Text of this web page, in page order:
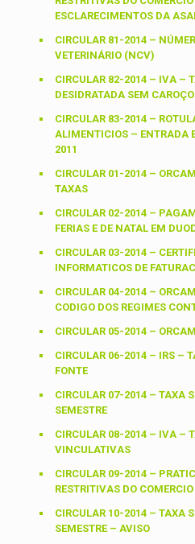
ESCLARECIMENTOS DA
CIRCULAR 81-2014 –
VETERINÁRIO (NCV)
CIRCULAR 82-2014 – IVA –
DESIDRATADA SEM CAROÇO
CIRCULAR 83-2014 –
ALIMENTICIOS – ENTRADA
2011
CIRCULAR 01-2014 –
TAXAS
CIRCULAR 02-2014 –
FERIAS E DE NATAL EM
CIRCULAR 03-2014 –
INFORMATICOS DE
CIRCULAR 04-2014 –
CODIGO DOS REGIMES
CIRCULAR 05-2014 –
CIRCULAR 06-2014 – IRS –
FONTE
CIRCULAR 07-2014 – TAXA
SEMESTRE
CIRCULAR 08-2014 – IVA –
VINCULATIVAS
CIRCULAR 09-2014 –
RESTRITIVAS DO
CIRCULAR 10-2014 – TAXA
SEMESTRE – AVISO